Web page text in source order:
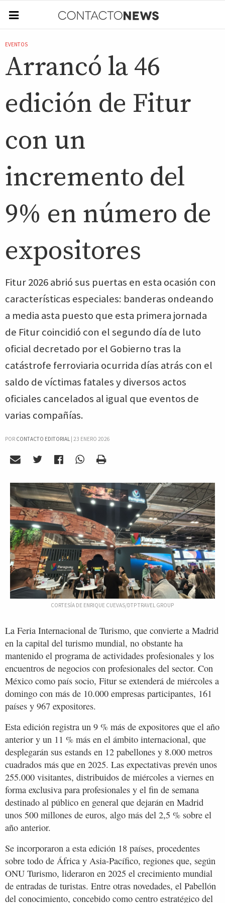
EVENTOS
Arrancó la 46
edición de Fitur
con un
incremento del
9% en número de
expositores
Fitur 2026 abrió sus puertas en esta ocasión con
características especiales: banderas ondeando
a media asta puesto que esta primera jornada
de Fitur coincidió con el segundo día de luto
oficial decretado por el Gobierno tras la
catástrofe ferroviaria ocurrida días atrás con el
saldo de víctimas fatales y diversos actos
oficiales cancelados al igual que eventos de
varias compañías.
POR CONTACTO EDITORIAL| 23 ENERO 2026
CORTESÍA DE ENRIQUE CUEVAS/DTP TRAVEL GROUP
La Feria Internacional de Turismo, que convierte a Madrid
en la capital del turismo mundial, no obstante ha
mantenido el programa de actividades profesionales y los
encuentros de negocios con profesionales del sector. Con
México como país socio, Fitur se extenderá de miércoles a
domingo con más de 10.000 empresas participantes, 161
países y 967 expositores.
Esta edición registra un 9 % más de expositores que el año
anterior y un 11 % más en el ámbito internacional, que
desplegarán sus estands en 12 pabellones y 8.000 metros
cuadrados más que en 2025. Las expectativas prevén unos
255.000 visitantes, distribuidos de miércoles a viernes en
forma exclusiva para profesionales y el fin de semana
destinado al público en general que dejarán en Madrid
unos 500 millones de euros, algo más del 2,5 % sobre el
año anterior.
Se incorporaron a esta edición 18 países, procedentes
sobre todo de África y Asia-Pacífico, regiones que, según
ONU Turismo, lideraron en 2025 el crecimiento mundial
de entradas de turistas. Entre otras novedades, el Pabellón
del conocimiento, concebido como centro estratégico del